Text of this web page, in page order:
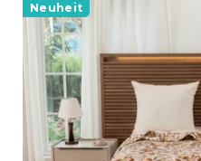
e
Neuheit